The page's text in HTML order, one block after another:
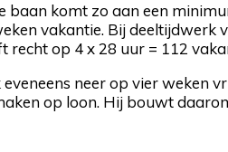
baan komt zo aan een
vakantie. Bij
recht op 4 x 28 uur = 112
neer op vier weken
op loon. Hij bouwt